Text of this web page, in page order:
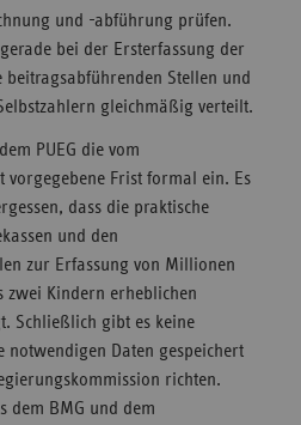
und -abführung prüfen.
bei der Ersterfassung der
Stellen und
gleichmäßig verteilt.
PUEG die vom
vorgegebene Frist formal ein. Es
dass die praktische
und den
zur Erfassung von Millionen
zwei Kindern erheblichen
Schließlich gibt es keine
notwendigen Daten gespeichert
richten.
dem BMG und dem